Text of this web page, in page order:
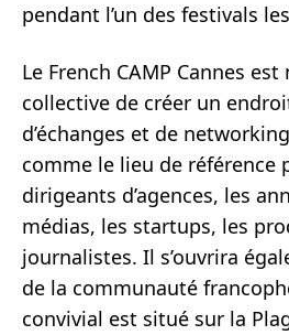
pendant l’un des festivals
Le French CAMP Cannes est
collective de créer un
d’échanges et de
comme le lieu de référence
dirigeants d’agences, les
médias, les startups, les
journalistes. Il s’ouvrira
de la communauté
convivial est situé sur la